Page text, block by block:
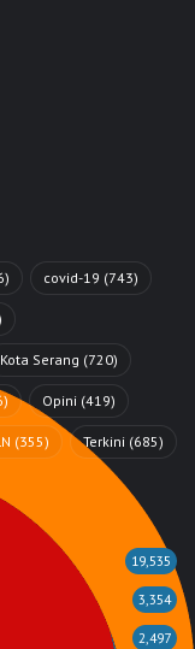
covid-19 (743)
Kota Serang (720)
Opini (419)
(355) Terkini (685)
19,535
3,354
2,497